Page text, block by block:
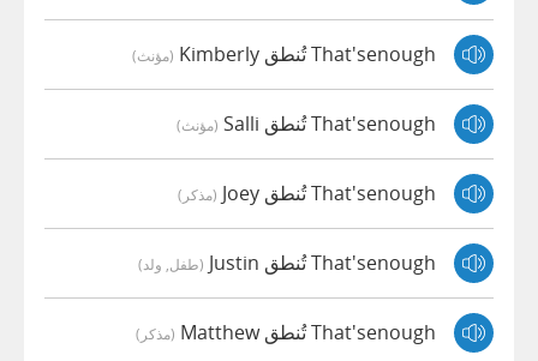
That'senough تُنطق Kimberly (مؤنث)
That'senough تُنطق Salli (مؤنث)
That'senough تُنطق Joey (مذكر)
That'senough تُنطق Justin (طفل, ولد)
That'senough تُنطق Matthew (مذكر)